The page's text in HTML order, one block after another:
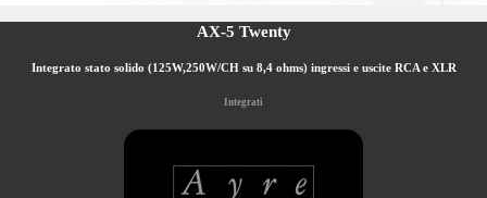
AX-5 Twenty
Integrato stato solido (125W,250W/CH su 8,4 ohms) ingressi e uscite RCA e XLR
Integrati